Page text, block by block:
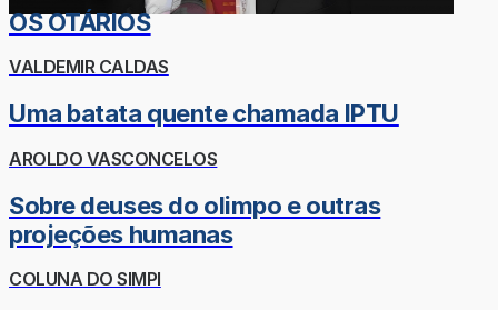
OS OTÁRIOS
VALDEMIR CALDAS
Uma batata quente chamada IPTU
AROLDO VASCONCELOS
Sobre deuses do olimpo e outras
projeções humanas
COLUNA DO SIMPI